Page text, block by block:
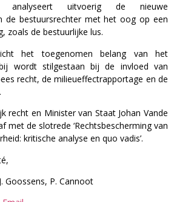
uitvoerig de nieuwe
de bestuursrechter met het oog op een
zoals de bestuurlijke lus.
het toegenomen belang van het
wordt stilgestaan bij de invloed van
recht, de milieueffectrapportage en de
recht en Minister van Staat Johan Vande
met de slotrede ‘Rechtsbescherming van
kritische analyse en quo vadis’.
Goossens, P. Cannoot